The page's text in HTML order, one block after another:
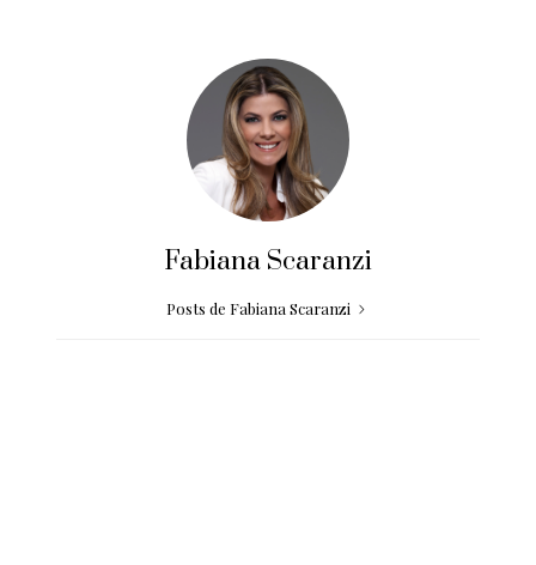
Fabiana Scaranzi
Posts de Fabiana Scaranzi